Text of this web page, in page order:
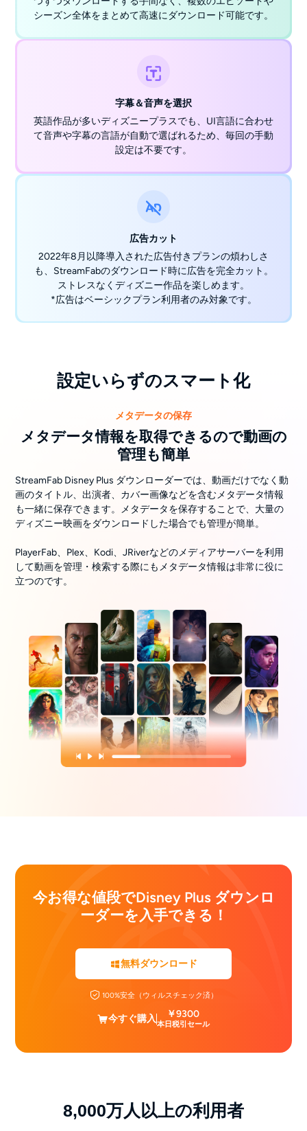
シーズン全体をまとめて高速にダウンロード可能です。
字幕＆音声を選択
英語作品が多いディズニープラスでも、UI言語に合わせ
て音声や字幕の言語が自動で選ばれるため、毎回の手動
設定は不要です。
広告カット
2022年8月以降導入された広告付きプランの煩わしさ
も、StreamFabのダウンロード時に広告を完全カット。
ストレスなくディズニー作品を楽しめます。
*広告はベーシックプラン利用者のみ対象です。
設定いらずのスマート化
メタデータの保存
メタデータ情報を取得できるので動画の
管理も簡単
StreamFab Disney Plus ダウンローダーでは、動画だけでなく動
画のタイトル、出演者、カバー画像などを含むメタデータ情報
も一緒に保存できます。メタデータを保存することで、大量の
ディズニー映画をダウンロードした場合でも管理が簡単。
PlayerFab、Plex、Kodi、JRiverなどのメディアサーバーを利用
して動画を管理・検索する際にもメタデータ情報は非常に役に
立つのです。
今お得な値段でDisney Plus ダウンロ
ーダーを入手できる！
無料ダウンロード
100%安全（ウィルスチェック済）
今すぐ購入 ￥9300
本日税引セール
8,000万人以上の利用者